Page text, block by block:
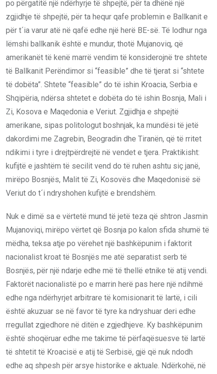
po përgatitë një ndërhyrje të shpejtë, për ta dhënë një
zgjidhje të shpejtë, për ta hequr qafe problemin e Ballkanit e
për t´ia varur atë në qafë edhe një herë BE-së. Të lodhur nga
lëmshi ballkanik është e mundur, thotë Mujanoviq, që
amerikanët të kenë marrë vendim të konsiderojnë tre shtete
të Ballkanit Perëndimor si “feasible” dhe të tjerat si “shtete
të dobëta”. Shtete “feasible” do të ishin Kroacia, Serbia e
Shqipëria, ndërsa shtetet e dobëta do të ishin Bosnja, Mali i
Zi, Kosova e Maqedonia e Veriut. Zgjidhja e shpejtë
amerikane, sipas politologut boshnjak, ka mundësi të jetë
dakordimi me Zagrebin, Beogradin dhe Tiranën, që të rritet
ndikimi i tyre i drejtpërdrejtë në vendet e tjera. Praktikisht:
kufijtë e jashtëm të secilit vend do të ruhen ashtu siç janë,
mirëpo Bosnjës, Malit të Zi, Kosovës dhe Maqedonisë së
Veriut do t´i ndryshohen kufijtë e brendshëm.
Nuk e dimë sa e vërtetë mund të jetë teza që shtron Jasmin
Mujanoviqi, mirëpo vërtet që Bosnja po kalon sfida shumë të
mëdha, teksa atje po vërehet një bashkëpunim i faktorit
nacionalist kroat të Bosnjës me atë separatist serb të
Bosnjës, për një ndarje edhe më të thellë etnike të atij vendi.
Faktorët nacionalistë po e marrin herë pas here një ndihmë
edhe nga ndërhyrjet arbitrare të komisionarit të lartë, i cili
është akuzuar se në favor të tyre ka ndryshuar deri edhe
rregullat zgjedhore në ditën e zgjedhjeve. Ky bashkëpunim
është shoqëruar edhe me takime të përfaqësuesve të lartë
të shtetit të Kroacisë e atij të Serbisë, gjë që nuk ndodh
edhe aq shpesh për arsye historike e aktuale. Ndërkohë, në